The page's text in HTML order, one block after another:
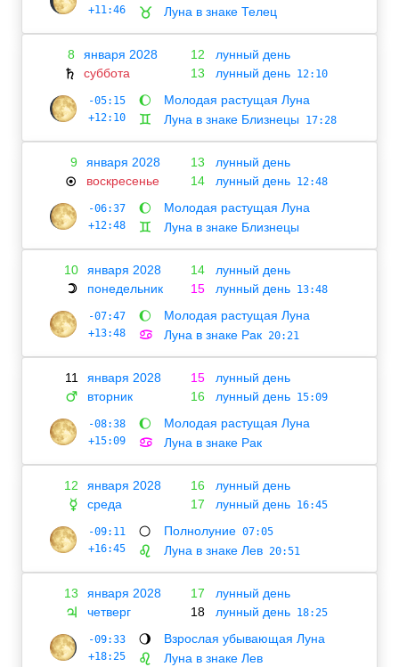
+11:46
♉ Луна в знаке Телец
8 января 2028
♄ суббота
12
лунный день
13
лунный день 12:10
-05:15
+12:10
🌔 Молодая растущая Луна
♊ Луна в знаке Близнецы 17:28
9 января 2028
☉ воскресенье
13
лунный день
14
лунный день 12:48
-06:37
+12:48
🌔 Молодая растущая Луна
♊ Луна в знаке Близнецы
10 января 2028
☽ понедельник
14
лунный день
15
лунный день 13:48
-07:47
+13:48
🌔 Молодая растущая Луна
♋ Луна в знаке Рак 20:21
11 января 2028
♂ вторник
15
лунный день
16
лунный день 15:09
-08:38
+15:09
🌔 Молодая растущая Луна
♋ Луна в знаке Рак
12 января 2028
☿ среда
16
лунный день
17
лунный день 16:45
-09:11
+16:45
🌕 Полнолуние 07:05
♌
Луна в знаке Лев 20:51
13 января 2028
♃ четверг
17
лунный день
18
лунный день 18:25
-09:33
+18:25
🌖 Взрослая убывающая Луна
♌ Луна в знаке Лев